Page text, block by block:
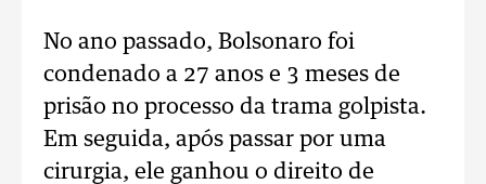
No ano passado, Bolsonaro foi
condenado a 27 anos e 3 meses de
prisão no processo da trama golpista.
Em seguida, após passar por uma
cirurgia, ele ganhou o direito de